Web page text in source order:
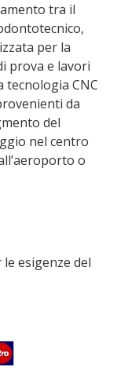
tra il
per la
prova e lavori
CNC
da
del
nel centro
o
esigenze del